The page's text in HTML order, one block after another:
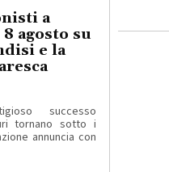
a
agosto su
e la
successo
tornano sotto i
annuncia con